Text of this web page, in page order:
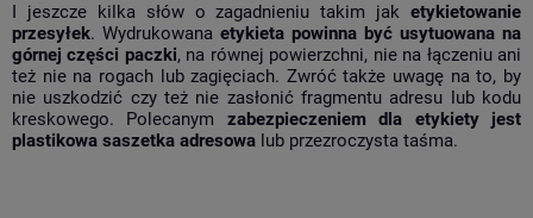
I jeszcze kilka słów o zagadnieniu takim jak etykietowanie
przesyłek. Wydrukowana etykieta powinna być usytuowana na
górnej części paczki, na równej powierzchni, nie na łączeniu ani
też nie na rogach lub zagięciach. Zwróć także uwagę na to, by
nie uszkodzić czy też nie zasłonić fragmentu adresu lub kodu
kreskowego. Polecanym zabezpieczeniem dla etykiety jest
plastikowa saszetka adresowa lub przezroczysta taśma.